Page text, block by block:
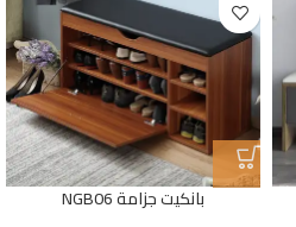
بانكيت جزامة NGB06